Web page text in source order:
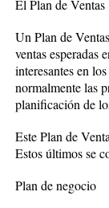
El Plan de Ventas
Un Plan de
ventas esperadas
interesantes en
normalmente las
planificación de
Este Plan de
Estos últimos se
Plan de negocio